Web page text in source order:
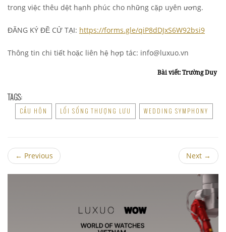
trong việc thêu dệt hạnh phúc cho những cặp uyên ương.
ĐĂNG KÝ ĐỀ CỬ TẠI: https://forms.gle/qiP8dDJxS6W92bsi9
Thông tin chi tiết hoặc liên hệ hợp tác: info@luxuo.vn
Bài viết: Trường Duy
TAGS:
CẦU HÔN LỐI SỐNG THƯỢNG LƯU WEDDING SYMPHONY
← Previous Next →